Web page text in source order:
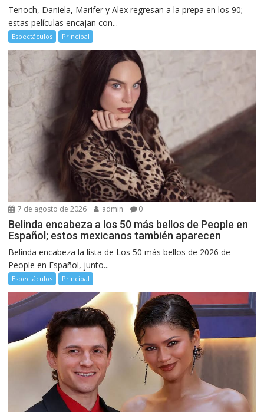
Tenoch, Daniela, Marifer y Alex regresan a la prepa en los 90;
estas películas encajan con...
Espectáculos Principal
7 de agosto de 2026 admin 0
Belinda encabeza a los 50 más bellos de People en
Español; estos mexicanos también aparecen
Belinda encabeza la lista de Los 50 más bellos de 2026 de
People en Español, junto...
Espectáculos Principal